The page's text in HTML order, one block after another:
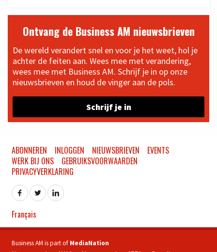
Ontvang de Business AM nieuwsbrieven
De wereld verandert snel en voor je het weet, hol je
achter de feiten aan. Wees mee met verandering,
wees mee met Business AM. Schrijf je in op onze
nieuwsbrieven en houd de vinger aan de pols.
Schrijf je in
ABONNEREN INLOGGEN NIEUWSBRIEVEN
EVENTS
WERK BIJ ONS
GEBRUIKSVOORWAARDEN
PRIVACYVERKLARING
Français
Business AM is part of MediaNation